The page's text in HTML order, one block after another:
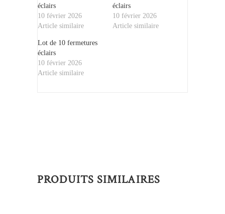
éclairs
10 février 2026
Article similaire
éclairs
10 février 2026
Article similaire
Lot de 10 fermetures
éclairs
10 février 2026
Article similaire
PRODUITS SIMILAIRES